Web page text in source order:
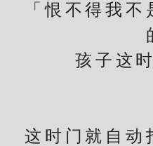
恨不得我不是
孩子这时
时门就自动打